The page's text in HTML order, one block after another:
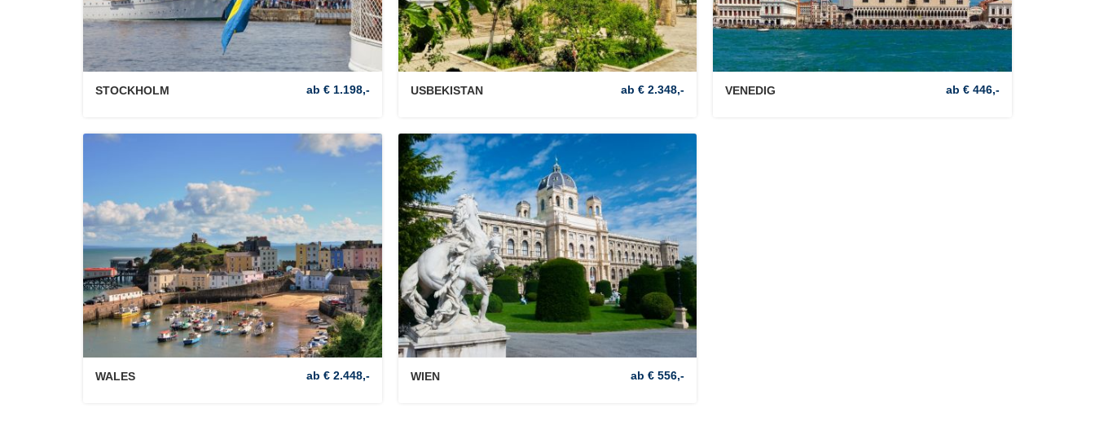
STOCKHOLM ab € 1.198,- USBEKISTAN ab € 2.348,- VENEDIG ab € 446,-
WALES ab € 2.448,- WIEN ab € 556,-